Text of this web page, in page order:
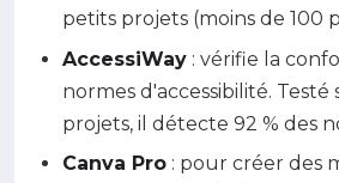
petits projets (moins de 100
AccessiWay : vérifie la
normes d'accessibilité. Testé
projets, il détecte 92 % des
Canva Pro : pour créer des